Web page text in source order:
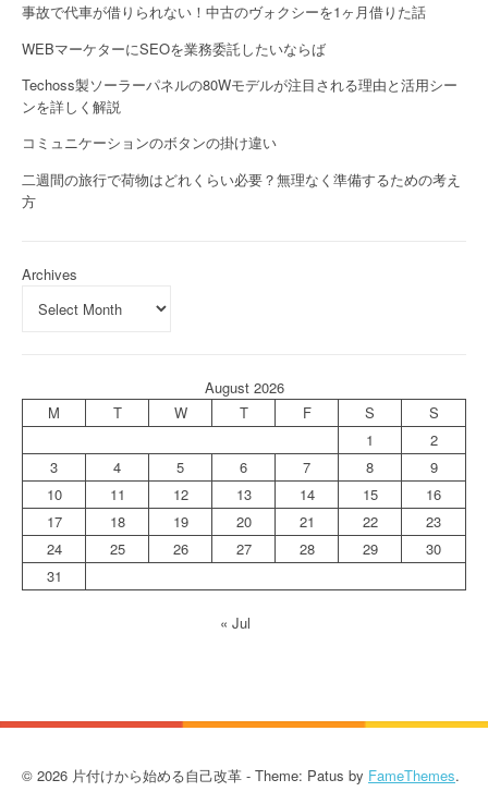
事故で代車が借りられない！中古のヴォクシーを1ヶ月借りた話
WEBマーケターにSEOを業務委託したいならば
Techoss製ソーラーパネルの80Wモデルが注目される理由と活用シー
ンを詳しく解説
コミュニケーションのボタンの掛け違い
二週間の旅行で荷物はどれくらい必要？無理なく準備するための考え
方
Archives
August 2026
M
T W T F S
S
1
2
3
4 5 6 7 8
9
10
11 12 13 14 15
16
17
18 19 20 21 22
23
24
25 26 27 28 29
30
31
« Jul
© 2026 片付けから始める自己改革 - Theme: Patus by FameThemes.